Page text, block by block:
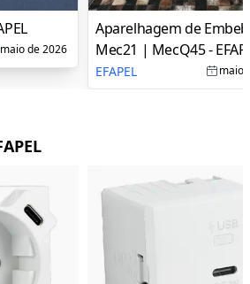
maio de 2026
Aparelhagem de
Mec21 | MecQ45 -
EFAPEL maio
do Produto